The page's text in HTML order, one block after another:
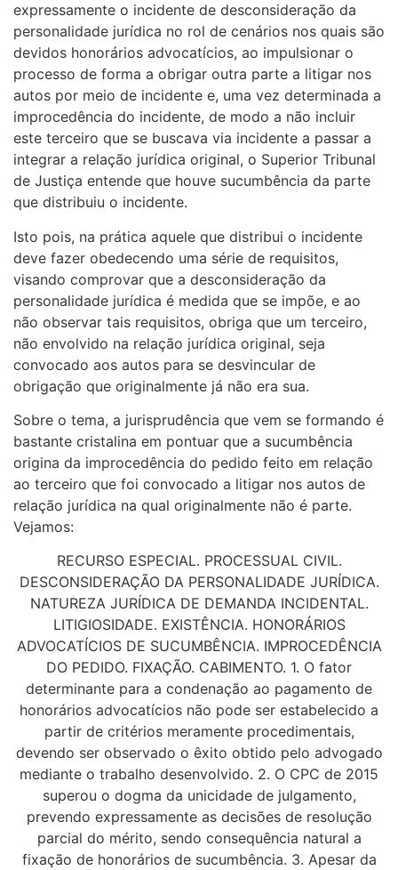
expressamente o incidente de desconsideração da
personalidade jurídica no rol de cenários nos quais são
devidos honorários advocatícios, ao impulsionar o
processo de forma a obrigar outra parte a litigar nos
autos por meio de incidente e, uma vez determinada a
improcedência do incidente, de modo a não incluir
este terceiro que se buscava via incidente a passar a
integrar a relação jurídica original, o Superior Tribunal
de Justiça entende que houve sucumbência da parte
que distribuiu o incidente.
Isto pois, na prática aquele que distribui o incidente
deve fazer obedecendo uma série de requisitos,
visando comprovar que a desconsideração da
personalidade jurídica é medida que se impõe, e ao
não observar tais requisitos, obriga que um terceiro,
não envolvido na relação jurídica original, seja
convocado aos autos para se desvincular de
obrigação que originalmente já não era sua.
Sobre o tema, a jurisprudência que vem se formando é
bastante cristalina em pontuar que a sucumbência
origina da improcedência do pedido feito em relação
ao terceiro que foi convocado a litigar nos autos de
relação jurídica na qual originalmente não é parte.
Vejamos:
RECURSO ESPECIAL. PROCESSUAL CIVIL.
DESCONSIDERAÇÃO DA PERSONALIDADE JURÍDICA.
NATUREZA JURÍDICA DE DEMANDA INCIDENTAL.
LITIGIOSIDADE. EXISTÊNCIA. HONORÁRIOS
ADVOCATÍCIOS DE SUCUMBÊNCIA. IMPROCEDÊNCIA
DO PEDIDO. FIXAÇÃO. CABIMENTO. 1. O fator
determinante para a condenação ao pagamento de
honorários advocatícios não pode ser estabelecido a
partir de critérios meramente procedimentais,
devendo ser observado o êxito obtido pelo advogado
mediante o trabalho desenvolvido. 2. O CPC de 2015
superou o dogma da unicidade de julgamento,
prevendo expressamente as decisões de resolução
parcial do mérito, sendo consequência natural a
fixação de honorários de sucumbência. 3. Apesar da